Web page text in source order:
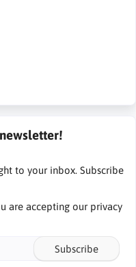
to your inbox. Subscribe
are accepting our privacy
Subscribe